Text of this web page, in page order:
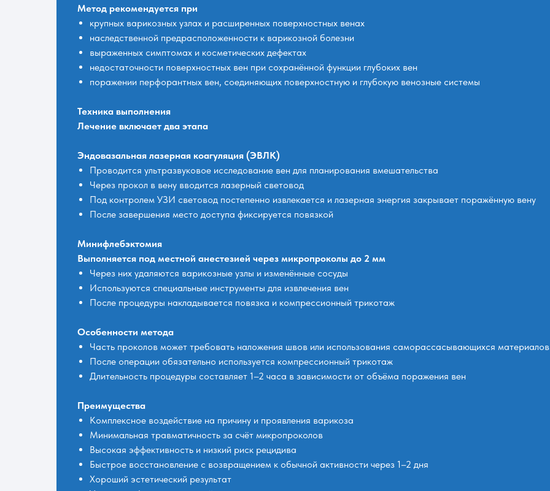
Метод рекомендуется при
крупных варикозных узлах и расширенных поверхностных венах
наследственной предрасположенности к варикозной болезни
выраженных симптомах и косметических дефектах
недостаточности поверхностных вен при сохранённой функции глубоких вен
поражении перфорантных вен, соединяющих поверхностную и глубокую венозные системы
Техника выполнения
Лечение включает два этапа
Эндовазальная лазерная коагуляция (ЭВЛК)
Проводится ультразвуковое исследование вен для планирования вмешательства
Через прокол в вену вводится лазерный световод
Под контролем УЗИ световод постепенно извлекается и лазерная энергия закрывает поражённую вену
После завершения место доступа фиксируется повязкой
Минифлебэктомия
Выполняется под местной анестезией через микропроколы до 2 мм
Через них удаляются варикозные узлы и изменённые сосуды
Используются специальные инструменты для извлечения вен
После процедуры накладывается повязка и компрессионный трикотаж
Особенности метода
Часть проколов может требовать наложения швов или использования саморассасывающихся материалов
После операции обязательно используется компрессионный трикотаж
Длительность процедуры составляет 1–2 часа в зависимости от объёма поражения вен
Преимущества
Комплексное воздействие на причину и проявления варикоза
Минимальная травматичность за счёт микропроколов
Высокая эффективность и низкий риск рецидива
Быстрое восстановление с возвращением к обычной активности через 1–2 дня
Хороший эстетический результат